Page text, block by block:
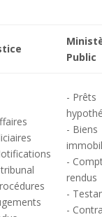
Public
- Prêts
- Biens
-
rendus
-
-